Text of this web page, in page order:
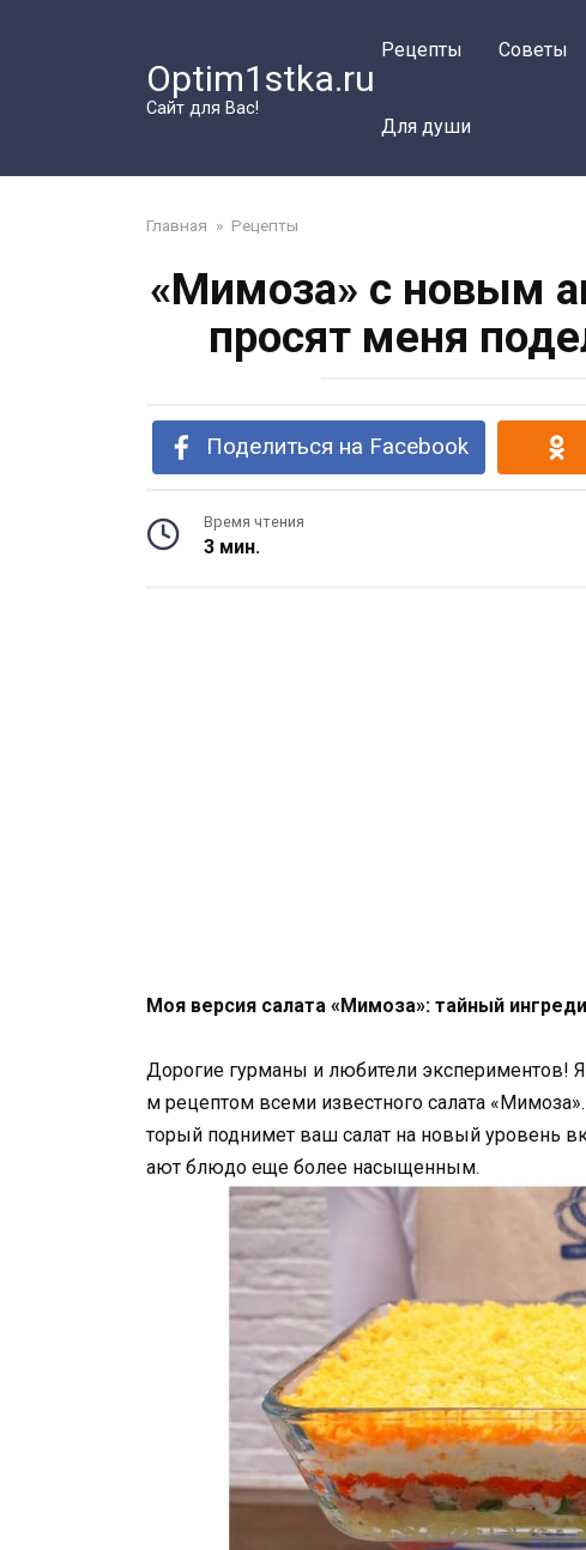
Optim1stka.ru
Сайт для Вас!
Рецепты Советы
Для души
Главная » Рецепты
«Мимоза» с новым
просят меня
Поделиться на Facebook
Время чтения
3 мин.
Моя версия салата «Мимоза»: тайный
Дорогие гурманы и любители экспериментов!
м рецептом всеми известного салата
торый поднимет ваш салат на новый уровень
ают блюдо еще более насыщенным.